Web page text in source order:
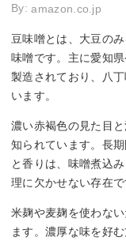
By:amazon.co.jp
豆味噌とは、大豆の
味噌です。主に愛知
製造されており、八
います。
濃い赤褐色の見た目
知られています。長
と香りは、味噌煮込
理に欠かせない存在で
米麹や麦麹を使わな
ます。濃厚な味を好